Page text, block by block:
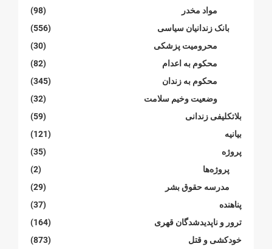
مواد مخدر
(98)
بانک زندانیان سیاسی
(556)
محرومیت پزشکی
(30)
محکوم بە اعدام
(82)
محکوم بە زندان
(345)
وضعیت وخیم سلامت
(32)
بلاتکلیفی زندانی
(59)
بیانیە
(121)
پروژە
(35)
پروژەها
(2)
مدرسە حقوق بشر
(29)
پناهنده
(37)
ترور و ناپدیدشدگان قهری
(164)
خودکشی و قتل
(873)